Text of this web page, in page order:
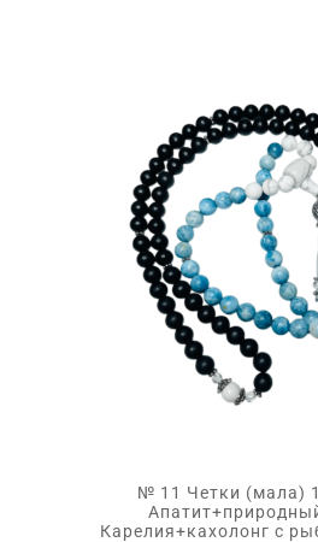
№ 11 Четки (мала)
Карелия+кахолонг с